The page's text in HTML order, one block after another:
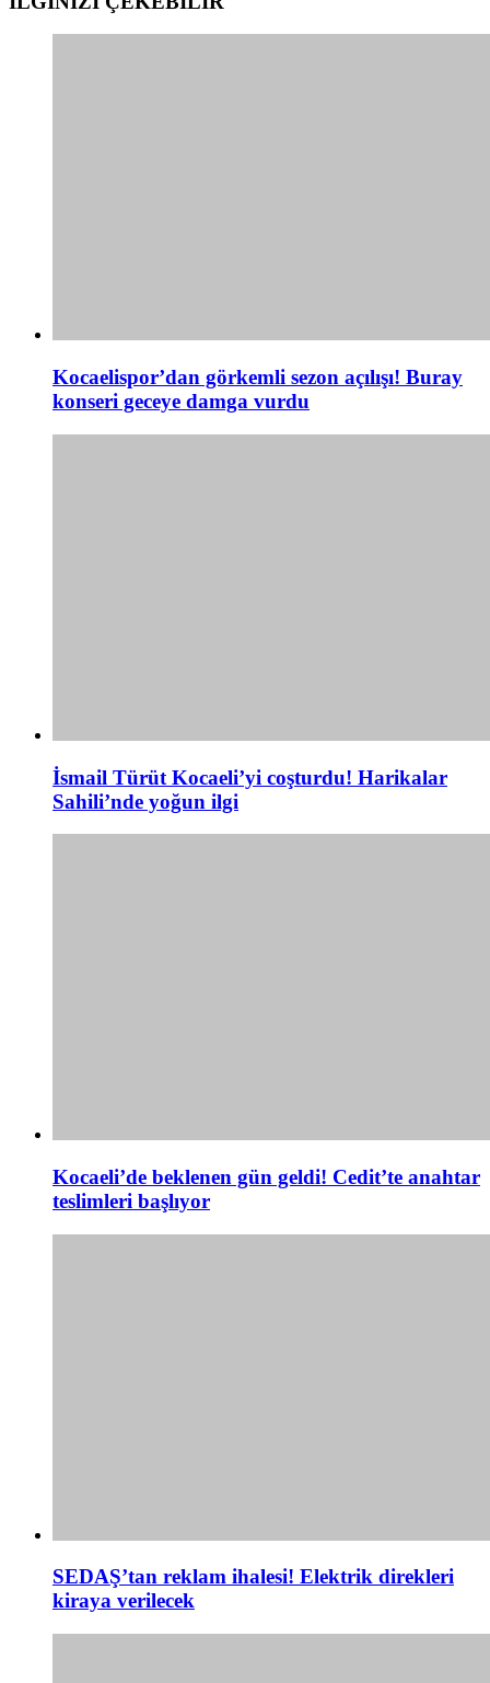
Kocaelispor’dan görkemli sezon açılışı! Buray
konseri geceye damga vurdu
İsmail Türüt Kocaeli’yi coşturdu! Harikalar
Sahili’nde yoğun ilgi
Kocaeli’de beklenen gün geldi! Cedit’te anahtar
teslimleri başlıyor
SEDAŞ’tan reklam ihalesi! Elektrik direkleri
kiraya verilecek